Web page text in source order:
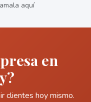
aquí
en
clientes hoy mismo.